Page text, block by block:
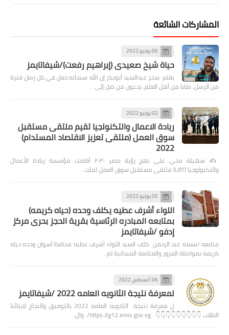
المشاركات الشائعة
06 يونيو 2022
حياة شيخ صعيدى (إبراهيم رفعت)/شيفاتايمز
بقلم :سحر عبدالسيد أبوبكر إن الله سبحانه جعل في كل زمان فترة
من الرسل، بقايا من أهل العلم، يدعون من ضل إلى …
02 يونيو 2022
ريادة الاعمال والتكنولجيا تقيم ملتقى مستقبل
سوق العمل (ملتقى تعزيز الاقتصاد المستدام)
2022
✍️ سهيلة محي على نهج رؤية مصر ٢٠٣٠ أقامت مؤسسة ريادة الأعمال
والتكنولوجيا (LBT) ملتقى مستقبل سوق العمل (ملت…
05 يوليو 2022
اللواء أشرف عطيه يكلف وحده (حياه كريمه)
بمتابعه المبادره الرئاسية بقرية الحجز بحرى مركز
إدفو /شيفاتايمز
متابعه /بسمه عبد الرحمن كلف السيد اللواء أشرف عطيه محافظ أسوان وحده حياه
كريمه بمواصلة المرور والمتابعة الميدانية لم…
06 أغسطس 2022
لمعرفة نتيجة الثانويه العامه 2022 /شيفاتايمز
ل معرفة نتيجة الثانويه العامه 2022 بالتوفيق والنجاح لابنائنا
الطلاب 👇👇👇👇👇👇👇👇👇 https://g12.emis.gov.eg/ وال…